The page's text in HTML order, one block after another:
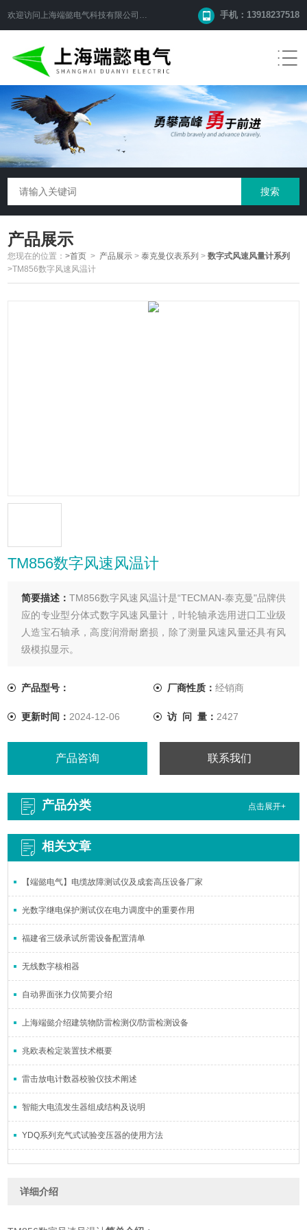
欢迎访问 上海端懿电气科技有限公司 网站！ 手机：13918237518
产品展示
您现在的位置：>首页 > 产品展示 >泰克曼仪表系列 >数字式风速风量计系列
>TM856数字风速风温计
TM856数字风速风温计
简要描述：TM856数字风速风温计是“TECMAN-泰克曼"品牌供
应的专业型分体式数字风速风量计，叶轮轴承选用进口工业级
人造宝石轴承，高度润滑耐磨损，除了测量风速风量还具有风
级模拟显示。
产品型号： 厂商性质： 经销商
更新时间： 2024-12-06 访 问 量： 2427
产品咨询 联系我们
产品分类 点击展开+
相关文章
【端懿电气】电缆故障测试仪及成套高压设备厂家
光数字继电保护测试仪在电力调度中的重要作用
福建省三级承试所需设备配置清单
无线数字核相器
自动界面张力仪简要介绍
上海端懿介绍建筑物防雷检测仪/防雷检测设备
兆欧表检定装置技术概要
雷击放电计数器校验仪技术阐述
智能大电流发生器组成结构及说明
YDQ系列充气式试验变压器的使用方法
详细介绍